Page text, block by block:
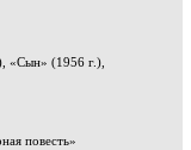
«Сын» (1956 г.),
повесть»